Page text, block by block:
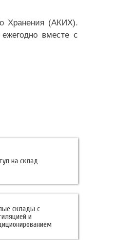
Хранения (АКИХ).
вместе с
на склад
склады с
и